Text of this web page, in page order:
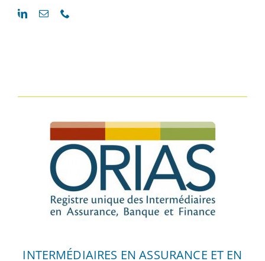
INTERMÉDIAIRES EN ASSURANCE ET EN